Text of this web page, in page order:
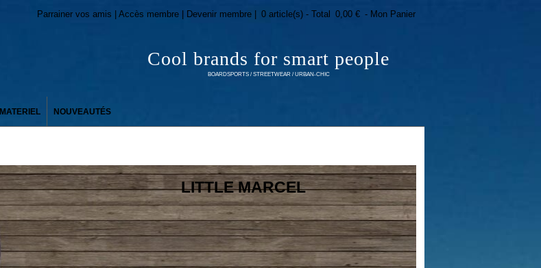
Cool brands for smart people
BOARDSPORTS / STREETWEAR / URBAN-CHIC
Parrainer vos amis | Accès membre | Devenir membre | 0 article(s) - Total 0,00 € - Mon Panier
MATERIEL NOUVEAUTÉS
LITTLE MARCEL